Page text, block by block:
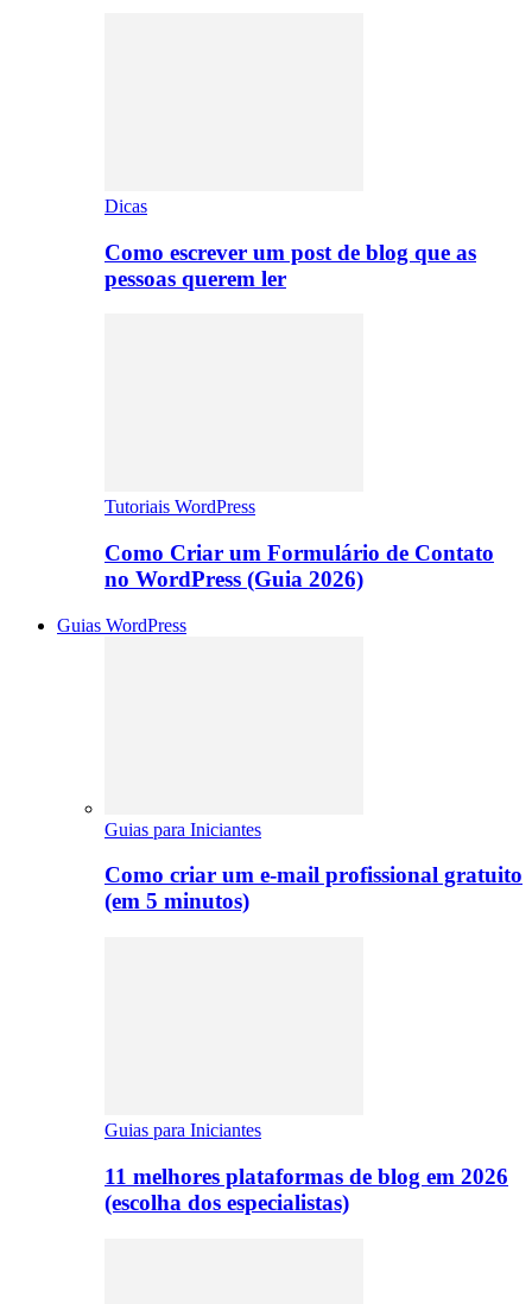
Dicas
Como escrever um post de blog que as
pessoas querem ler
Tutoriais WordPress
Como Criar um Formulário de Contato
no WordPress (Guia 2026)
Guias WordPress
Guias para Iniciantes
Como criar um e-mail profissional gratuito
(em 5 minutos)
Guias para Iniciantes
11 melhores plataformas de blog em 2026
(escolha dos especialistas)